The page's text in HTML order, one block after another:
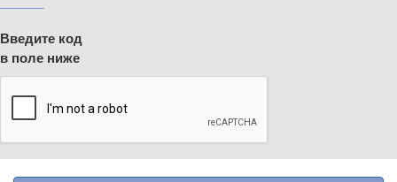
Введите код
в поле ниже